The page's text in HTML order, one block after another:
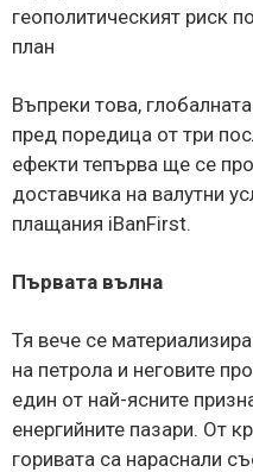
геополитическият риск
план
Въпреки това,
пред поредица от три
ефекти тепърва ще се
доставчика на валутни
плащания iBanFirst.
Първата вълна
Тя вече се
на петрола и неговите
един от най-ясните
енергийните пазари. От
горивата са нараснали